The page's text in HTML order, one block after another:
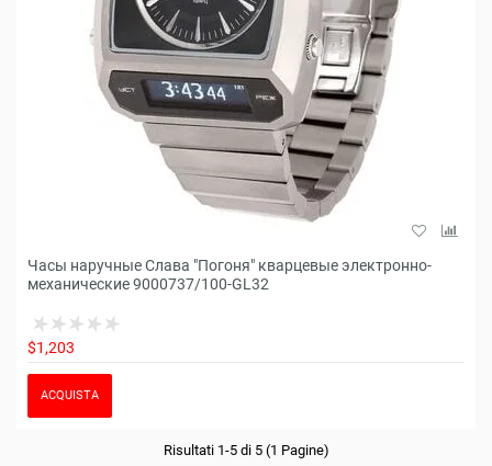
Часы наручные Слава "Погоня" кварцевые электронно-
механические 9000737/100-GL32
$1,203
ACQUISTA
Risultati 1-5 di 5 (1 Pagine)